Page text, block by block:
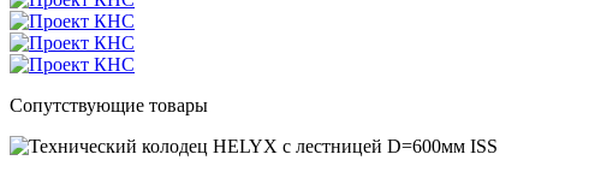
Сопутствующие товары